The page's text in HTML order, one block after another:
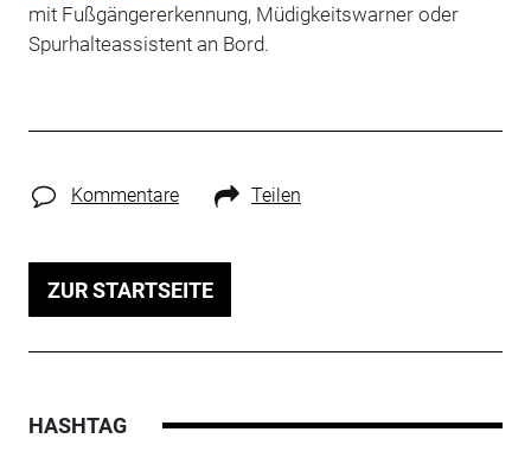
mit Fußgängererkennung, Müdigkeitswarner oder
Spurhalteassistent an Bord.
Kommentare Teilen
ZUR STARTSEITE
HASHTAG